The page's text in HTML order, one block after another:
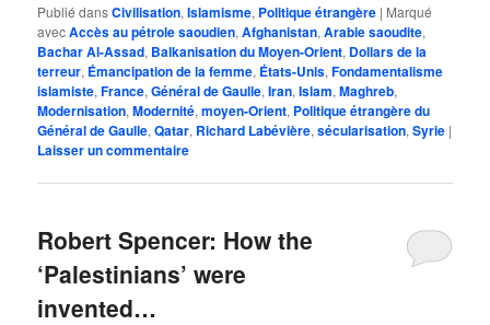
Publié dansCivilisation,Islamisme, Politique étrangère | Marqué
avecAccès au pétrole saoudien,Afghanistan,Arabie saoudite,
Bachar Al-Assad, Balkanisation du Moyen-Orient, Dollars de la
terreur, Émancipation de la femme, États-Unis,Fondamentalisme
islamiste,France,Général de Gaulle,Iran,Islam,Maghreb,
Modernisation,Modernité,moyen-Orient, Politique étrangère du
Général de Gaulle,Qatar, Richard Labévière,sécularisation,Syrie |
Laisser un commentaire
Robert Spencer: How the
‘Palestinians’ were
invented…